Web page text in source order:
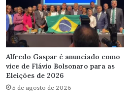
Alfredo Gaspar é anunciado como
vice de Flávio Bolsonaro para as
Eleições de 2026
5 de agosto de 2026